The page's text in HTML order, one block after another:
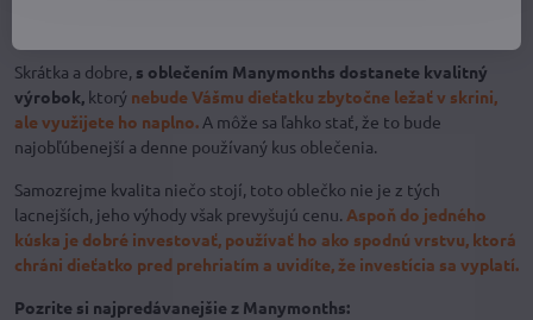
Skrátka a dobre, s oblečením Manymonths dostanete kvalitný
výrobok, ktorý nebude Vášmu dieťatku zbytočne ležať v skrini,
ale využijete ho naplno. A môže sa ľahko stať, že to bude
najobľúbenejší a denne používaný kus oblečenia.
Samozrejme kvalita niečo stojí, toto oblečko nie je z tých
lacnejších, jeho výhody však prevyšujú cenu. Aspoň do jedného
kúska je dobré investovať, používať ho ako spodnú vrstvu, ktorá
chráni dieťatko pred prehriatím a uvidíte, že investícia sa vyplatí.
Pozrite si najpredávanejšie z Manymonths: